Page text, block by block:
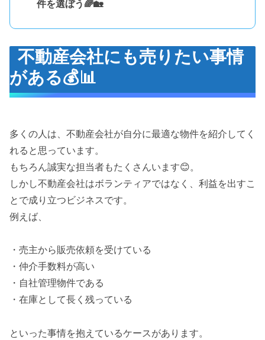
件を選ぼう🌈🏡
不動産会社にも売りたい事情
がある💰📊
多くの人は、不動産会社が自分に最適な物件を紹介してく
れると思っています。
もちろん誠実な担当者もたくさんいます😊。
しかし不動産会社はボランティアではなく、利益を出すこ
とで成り立つビジネスです。
例えば、
・売主から販売依頼を受けている
・仲介手数料が高い
・自社管理物件である
・在庫として長く残っている
といった事情を抱えているケースがあります。